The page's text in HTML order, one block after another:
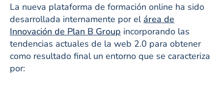
La nueva plataforma de formación online ha sido
desarrollada internamente por el área de
Innovación de Plan B Group incorporando las
tendencias actuales de la web 2.0 para obtener
como resultado final un entorno que se caracteriza
por: